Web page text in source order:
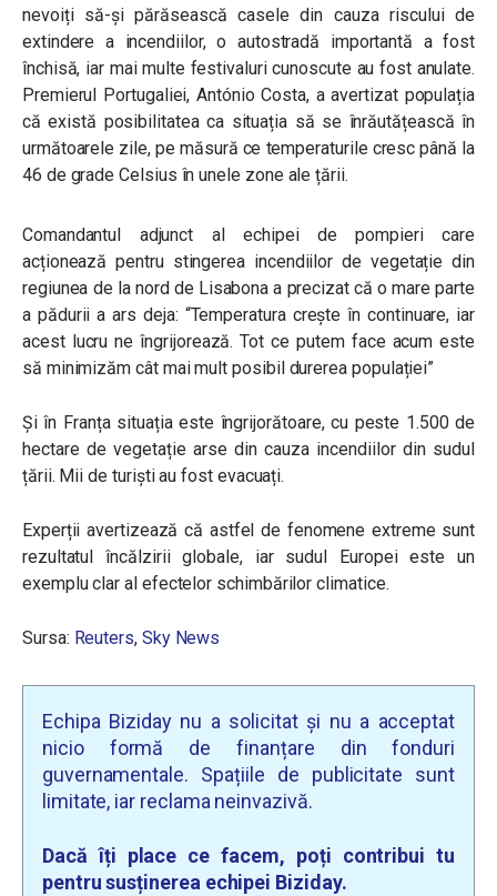
nevoiți să-și părăsească casele din cauza riscului de
extindere a incendiilor, o autostradă importantă a fost
închisă, iar mai multe festivaluri cunoscute au fost anulate.
Premierul Portugaliei, António Costa, a avertizat populația
că există posibilitatea ca situația să se înrăutățească în
următoarele zile, pe măsură ce temperaturile cresc până la
46 de grade Celsius în unele zone ale țării.
Comandantul adjunct al echipei de pompieri care
acționează pentru stingerea incendiilor de vegetație din
regiunea de la nord de Lisabona a precizat că o mare parte
a pădurii a ars deja: “Temperatura crește în continuare, iar
acest lucru ne îngrijorează. Tot ce putem face acum este
să minimizăm cât mai mult posibil durerea populației”
Și în Franța situația este îngrijorătoare, cu peste 1.500 de
hectare de vegetație arse din cauza incendiilor din sudul
țării. Mii de turiști au fost evacuați.
Experții avertizează că astfel de fenomene extreme sunt
rezultatul încălzirii globale, iar sudul Europei este un
exemplu clar al efectelor schimbărilor climatice.
Sursa: Reuters, Sky News
Echipa Biziday nu a solicitat și nu a acceptat
nicio formă de finanțare din fonduri
guvernamentale. Spațiile de publicitate sunt
limitate, iar reclama neinvazivă.
Dacă îți place ce facem, poți contribui tu
pentru susținerea echipei Biziday.